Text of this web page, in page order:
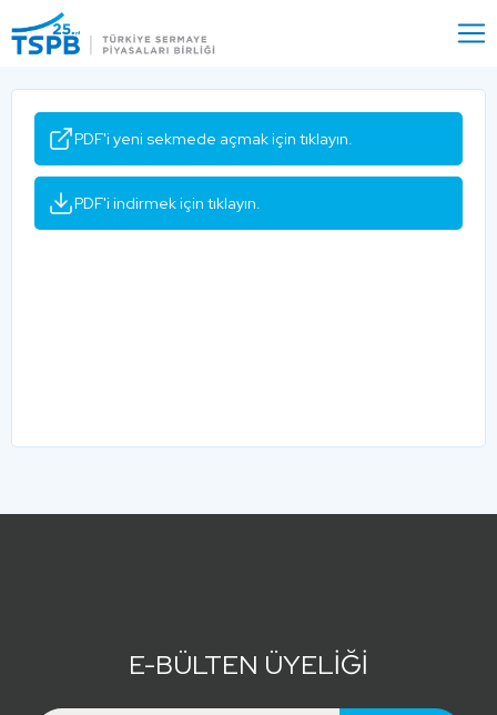
Close
PDF'i yeni sekmede açmak için tıklayın.
PDF'i indirmek için tıklayın.
E-BÜLTEN ÜYELİĞİ